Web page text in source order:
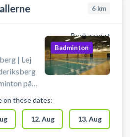
kan lånes
6 km
Book a court
| Lej
på
en ledig
på
Badminton
on these dates:
12. Aug 13. Aug